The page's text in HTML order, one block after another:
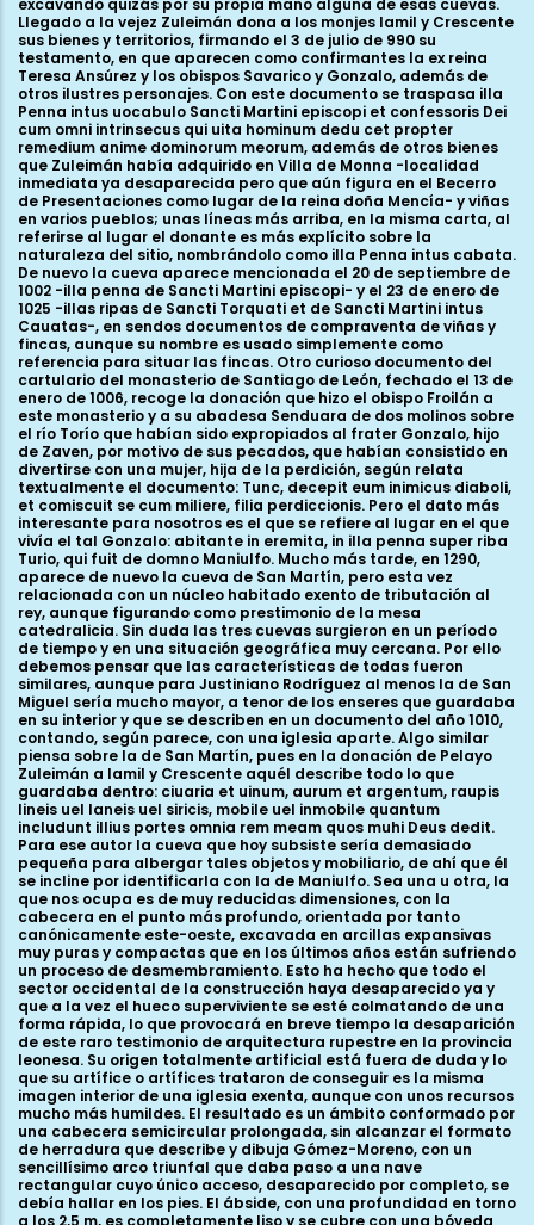
Llegado a la vejez Zuleimán dona a los monjes Iamil y Crescente
sus bienes y territorios, firmando el 3 de julio de 990 su
testamento, en que aparecen como confirmantes la ex reina
Teresa Ansúrez y los obispos Savarico y Gonzalo, además de
otros ilustres personajes. Con este documento se traspasa illa
Penna intus uocabulo Sancti Martini episcopi et confessoris Dei
cum omni intrinsecus qui uita hominum dedu cet propter
remedium anime dominorum meorum, además de otros bienes
que Zuleimán había adquirido en Villa de Monna -localidad
inmediata ya desaparecida pero que aún figura en el Becerro
de Presentaciones como lugar de la reina doña Mencía- y viñas
en varios pueblos; unas líneas más arriba, en la misma carta, al
referirse al lugar el donante es más explícito sobre la
naturaleza del sitio, nombrándolo como illa Penna intus cabata.
De nuevo la cueva aparece mencionada el 20 de septiembre de
1002 -illa penna de Sancti Martini episcopi- y el 23 de enero de
1025 -illas ripas de Sancti Torquati et de Sancti Martini intus
Cauatas-, en sendos documentos de compraventa de viñas y
fincas, aunque su nombre es usado simplemente como
referencia para situar las fincas. Otro curioso documento del
cartulario del monasterio de Santiago de León, fechado el 13 de
enero de 1006, recoge la donación que hizo el obispo Froilán a
este monasterio y a su abadesa Senduara de dos molinos sobre
el río Torío que habían sido expropiados al frater Gonzalo, hijo
de Zaven, por motivo de sus pecados, que habían consistido en
divertirse con una mujer, hija de la perdición, según relata
textualmente el documento: Tunc, decepit eum inimicus diaboli,
et comiscuit se cum miliere, filia perdiccionis. Pero el dato más
interesante para nosotros es el que se refiere al lugar en el que
vivía el tal Gonzalo: abitante in eremita, in illa penna super riba
Turio, qui fuit de domno Maniulfo. Mucho más tarde, en 1290,
aparece de nuevo la cueva de San Martín, pero esta vez
relacionada con un núcleo habitado exento de tributación al
rey, aunque figurando como prestimonio de la mesa
catedralicia. Sin duda las tres cuevas surgieron en un período
de tiempo y en una situación geográfica muy cercana. Por ello
debemos pensar que las características de todas fueron
similares, aunque para Justiniano Rodríguez al menos la de San
Miguel sería mucho mayor, a tenor de los enseres que guardaba
en su interior y que se describen en un documento del año 1010,
contando, según parece, con una iglesia aparte. Algo similar
piensa sobre la de San Martín, pues en la donación de Pelayo
Zuleimán a Iamil y Crescente aquél describe todo lo que
guardaba dentro: ciuaria et uinum, aurum et argentum, raupis
lineis uel laneis uel siricis, mobile uel inmobile quantum
includunt illius portes omnia rem meam quos muhi Deus dedit.
Para ese autor la cueva que hoy subsiste sería demasiado
pequeña para albergar tales objetos y mobiliario, de ahí que él
se incline por identificarla con la de Maniulfo. Sea una u otra, la
que nos ocupa es de muy reducidas dimensiones, con la
cabecera en el punto más profundo, orientada por tanto
canónicamente este-oeste, excavada en arcillas expansivas
muy puras y compactas que en los últimos años están sufriendo
un proceso de desmembramiento. Esto ha hecho que todo el
sector occidental de la construcción haya desaparecido ya y
que a la vez el hueco superviviente se esté colmatando de una
forma rápida, lo que provocará en breve tiempo la desaparición
de este raro testimonio de arquitectura rupestre en la provincia
leonesa. Su origen totalmente artificial está fuera de duda y lo
que su artífice o artífices trataron de conseguir es la misma
imagen interior de una iglesia exenta, aunque con unos recursos
mucho más humildes. El resultado es un ámbito conformado por
una cabecera semicircular prolongada, sin alcanzar el formato
de herradura que describe y dibuja Gómez-Moreno, con un
sencillísimo arco triunfal que daba paso a una nave
rectangular cuyo único acceso, desaparecido por completo, se
debía hallar en los pies. El ábside, con una profundidad en torno
a los 2,5 m, es completamente liso y se cubre con una bóveda